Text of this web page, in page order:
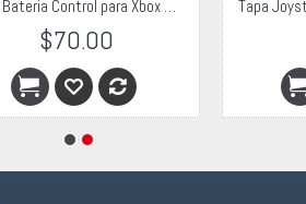
Tapa Bateria Control para Xbox 360 Negra
$70.00